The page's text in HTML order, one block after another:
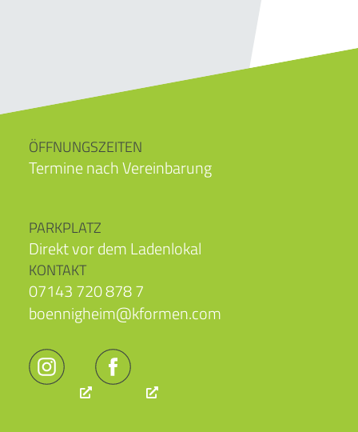
ÖFFNUNGSZEITEN
Termine nach Vereinbarung
PARKPLATZ
Direkt vor dem Ladenlokal
KONTAKT
07143 720 878 7
boennigheim@kformen.com